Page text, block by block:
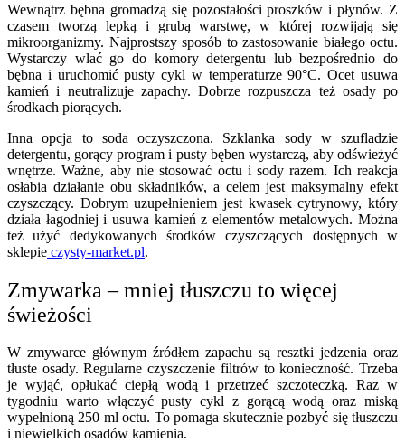
Wewnątrz bębna gromadzą się pozostałości proszków i płynów. Z
czasem tworzą lepką i grubą warstwę, w której rozwijają się
mikroorganizmy. Najprostszy sposób to zastosowanie białego octu.
Wystarczy wlać go do komory detergentu lub bezpośrednio do
bębna i uruchomić pusty cykl w temperaturze 90°C. Ocet usuwa
kamień i neutralizuje zapachy. Dobrze rozpuszcza też osady po
środkach piorących.
Inna opcja to soda oczyszczona. Szklanka sody w szufladzie
detergentu, gorący program i pusty bęben wystarczą, aby odświeżyć
wnętrze. Ważne, aby nie stosować octu i sody razem. Ich reakcja
osłabia działanie obu składników, a celem jest maksymalny efekt
czyszczący. Dobrym uzupełnieniem jest kwasek cytrynowy, który
działa łagodniej i usuwa kamień z elementów metalowych. Można
też użyć dedykowanych środków czyszczących dostępnych w
sklepie czysty-market.pl.
Zmywarka – mniej tłuszczu to więcej
świeżości
W zmywarce głównym źródłem zapachu są resztki jedzenia oraz
tłuste osady. Regularne czyszczenie filtrów to konieczność. Trzeba
je wyjąć, opłukać ciepłą wodą i przetrzeć szczoteczką. Raz w
tygodniu warto włączyć pusty cykl z gorącą wodą oraz miską
wypełnioną 250 ml octu. To pomaga skutecznie pozbyć się tłuszczu
i niewielkich osadów kamienia.